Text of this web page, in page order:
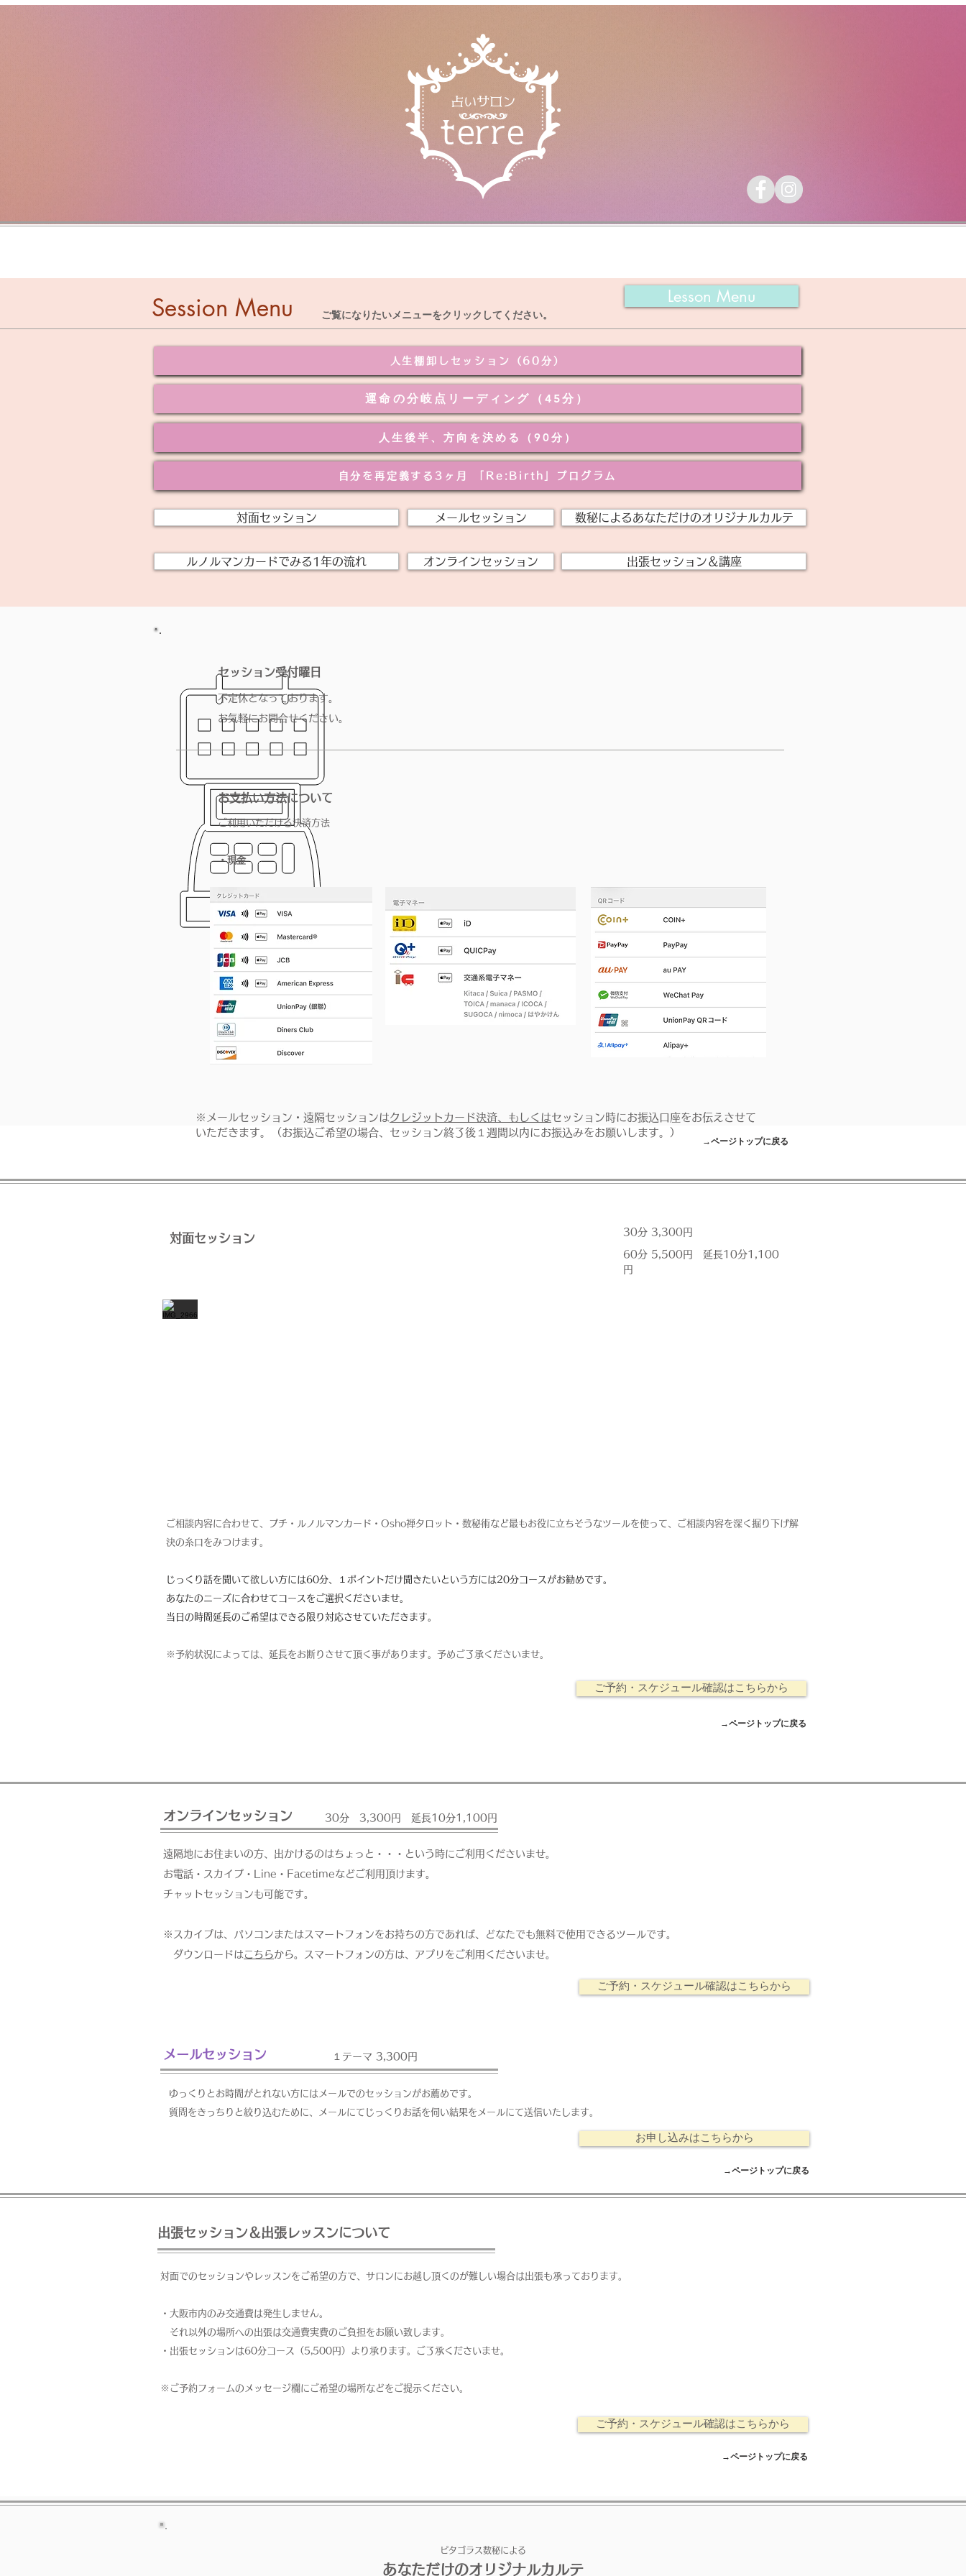
Session Menu ご覧になりたいメニューをクリックしてください。
Lesson Menu
人生棚卸しセッション（60分）
運命の分岐点リーディング（45分）
人生後半、方向を決める（90分）
自分を再定義する3ヶ月 「Re:Birth」プログラム
対面セッション メールセッション 数秘によるあなただけのオリジナルカルテ
ルノルマンカードでみる1年の流れ オンラインセッション 出張セッション＆講座
セッション受付曜日
不定休となっております。
​お気軽にお問合せください。
お支払い方法について
ご利用いただける決済方法
・現金
※メールセッション・遠隔セッションはクレジットカード決済、もしくはセッション時にお振込口座をお伝えさせて
いただきます。（お振込ご希望の場合、セッション終了後１週間以内にお振込みをお願いします。）
→ページトップに戻る
対面セッション 30分 3,300円
60分 5,500円 延長10分1,100
円
ご相談内容に合わせて、プチ・ルノルマンカード・Osho禅タロット・数秘術など最もお役に立ちそうなツールを使って、 ご相談内容を深く掘り下げ解
決の糸口をみつけます。
じっくり話を聞いて欲しい方には60分、１ポイントだけ聞きたいという方には20分コースがお勧めです。
あなたのニーズに合わせてコースをご選択くださいませ。
​当日の時間延長のご希望はできる限り対応させていただきます。
※予約状況によっては、延長をお断りさせて頂く事があります。予めご了承くださいませ。
ご予約・スケジュール確認はこちらから
→ページトップに戻る
オンラインセッション 30分 3,300円 延長10分1,100円
遠隔地にお住まいの方、出かけるのはちょっと・・・という時にご利用くださいませ。
お電話・スカイプ・Line・Facetimeなどご利用頂けます。
チャットセッションも可能です。
※スカイプは、パソコンまたはスマートフォンをお持ちの方であれば、どなたでも無料で使用できるツールです。
ダウンロードは こちらから。スマートフォンの方は、アプリをご利用くださいませ。
ご予約・スケジュール確認はこちらから
メールセッション １テーマ 3,300円
ゆっくりとお時間がとれない方にはメールでのセッションがお薦めです。
質問をきっちりと絞り込むために、メールにてじっくりお話を伺い結果をメールにて送信いたします。
お申し込みはこちらから
→ページトップに戻る
出張セッション＆出張レッスンについて
対面でのセッションやレッスンをご希望の方で、サロンにお越し頂くのが難しい場合は出張も承っております。
・大阪市内のみ交通費は発生しません。
それ以外の場所への出張は交通費実費のご負担をお願い致します。
​・出張セッションは60分コース（5,500円）より承ります。ご了承くださいませ。
​※ご予約フォームのメッセージ欄にご希望の場所などをご提示ください。
ご予約・スケジュール確認はこちらから
→ページトップに戻る
ピタゴラス数秘による
あなただけのオリジナルカルテ